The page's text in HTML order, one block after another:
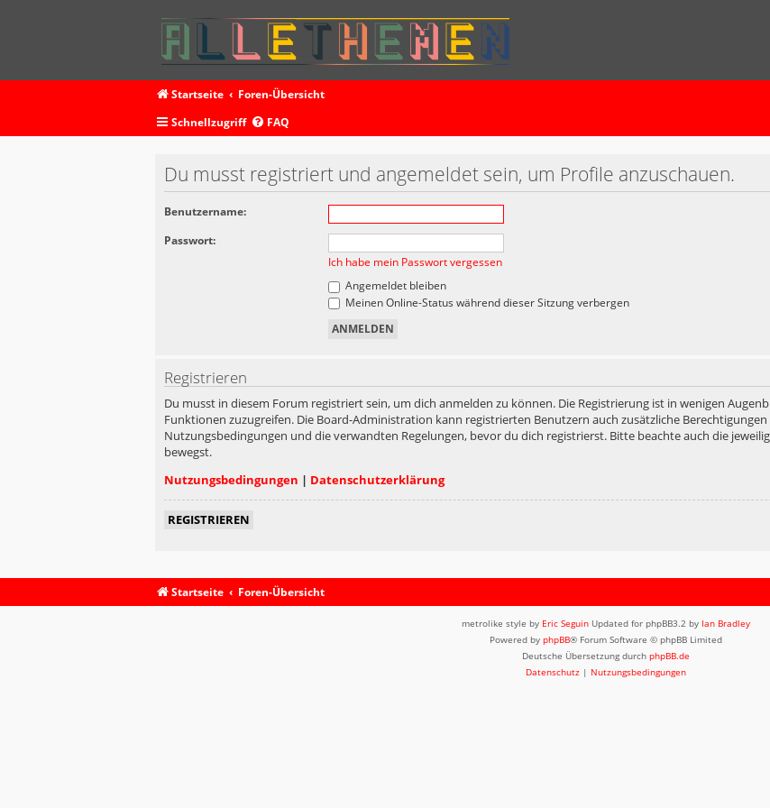
Startseite
Foren-Übersicht
Schnellzugriff
FAQ
Du musst registriert und angemeldet sein, um Profile anzuschauen.
Benutzername:
Passwort:
Ich habe mein Passwort vergessen
Angemeldet bleiben
Meinen Online-Status während dieser Sitzung verbergen
Registrieren
Du musst in diesem Forum registriert sein, um dich anmelden zu können. Die Registrierung ist in wenigen
Funktionen zuzugreifen. Die Board-Administration kann registrierten Benutzern auch zusätzliche
Nutzungsbedingungen und die verwandten Regelungen, bevor du dich registrierst. Bitte beachte auch die
bewegst.
Nutzungsbedingungen | Datenschutzerklärung
REGISTRIEREN
Startseite Foren-Übersicht
metrolike style by Eric Seguin Updated for phpBB3.2 by Ian Bradley
Powered by phpBB® Forum Software © phpBB Limited
Deutsche Übersetzung durch phpBB.de
Datenschutz | Nutzungsbedingungen